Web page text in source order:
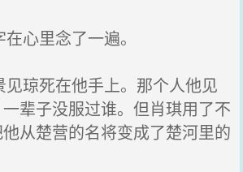
心里念了一遍。
琼死在他手上。那个人他见
辈子没服过谁。但肖琪用了不
从楚营的名将变成了楚河里的